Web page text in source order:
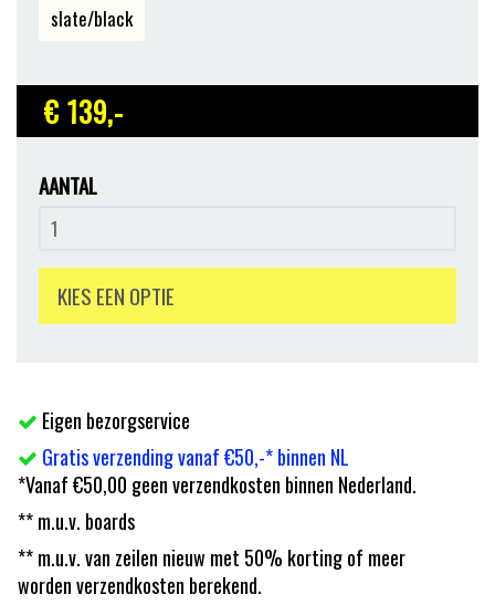
slate/black
€ 139,-
AANTAL
KIES EEN OPTIE
Eigen bezorgservice
Gratis verzending vanaf €50,-* binnen NL
*Vanaf €50,00 geen verzendkosten binnen Nederland.
** m.u.v. boards
** m.u.v. van zeilen nieuw met 50% korting of meer
worden verzendkosten berekend.